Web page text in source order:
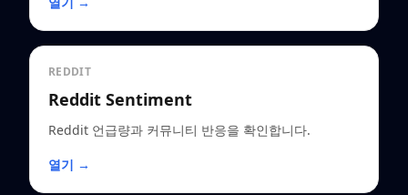
REDDIT
Reddit Sentiment
Reddit 언급량과 커뮤니티 반응을 확인합니다.
열기 →